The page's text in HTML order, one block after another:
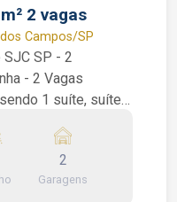
2 vagas
Campos/SP
SP - 2
planejados e área
festas, academia e
2
Garagens